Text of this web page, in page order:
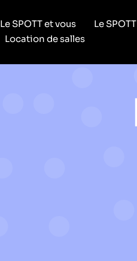
Le SPOTT et vous Le SPOTT
Location de salles